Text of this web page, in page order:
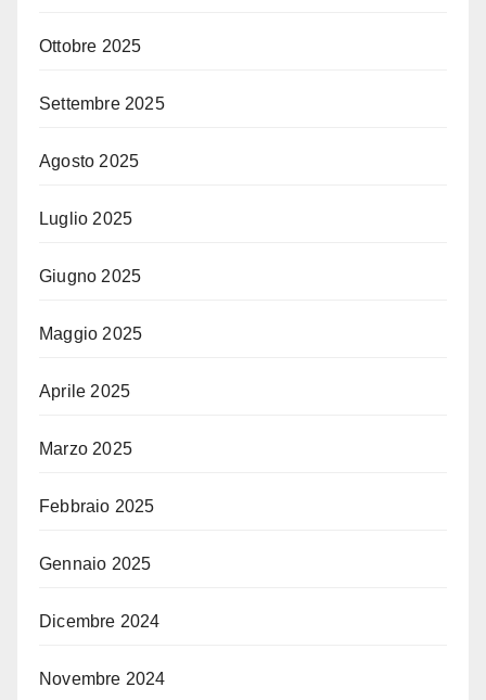
Ottobre 2025
Settembre 2025
Agosto 2025
Luglio 2025
Giugno 2025
Maggio 2025
Aprile 2025
Marzo 2025
Febbraio 2025
Gennaio 2025
Dicembre 2024
Novembre 2024